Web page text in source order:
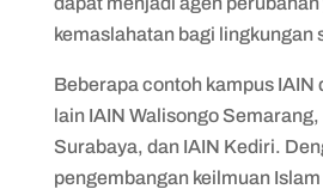
kemaslahatan bagi lingkungan
Beberapa contoh kampus IAIN
lain IAIN Walisongo
Surabaya, dan IAIN Kediri.
pengembangan keilmuan